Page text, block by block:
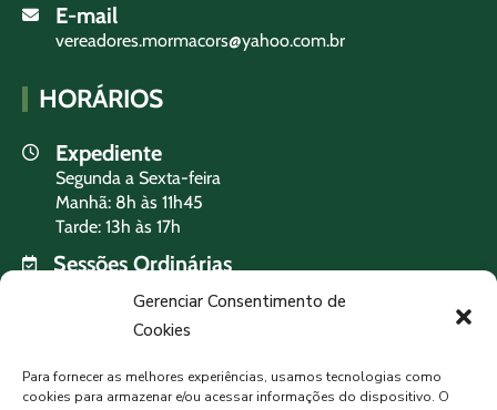
Gerenciar Consentimento de
Cookies
Para fornecer as melhores experiências, usamos tecnologias como
cookies para armazenar e/ou acessar informações do dispositivo. O
E-mail
vereadores.mormacors@yahoo.com.br
HORÁRIOS
Expediente
Segunda a Sexta-feira
Manhã: 8h às 11h45
Tarde: 13h às 17h
Sessões Ordinárias
PREVISÃO DO TEMPO